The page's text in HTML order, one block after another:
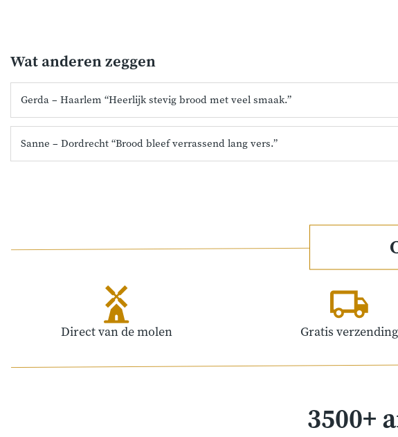
Wat anderen zeggen
Gerda – Haarlem “Heerlijk stevig brood met veel smaak.”
Sanne – Dordrecht “Brood bleef verrassend lang vers.”
Direct van de molen Gratis verzending
3500+